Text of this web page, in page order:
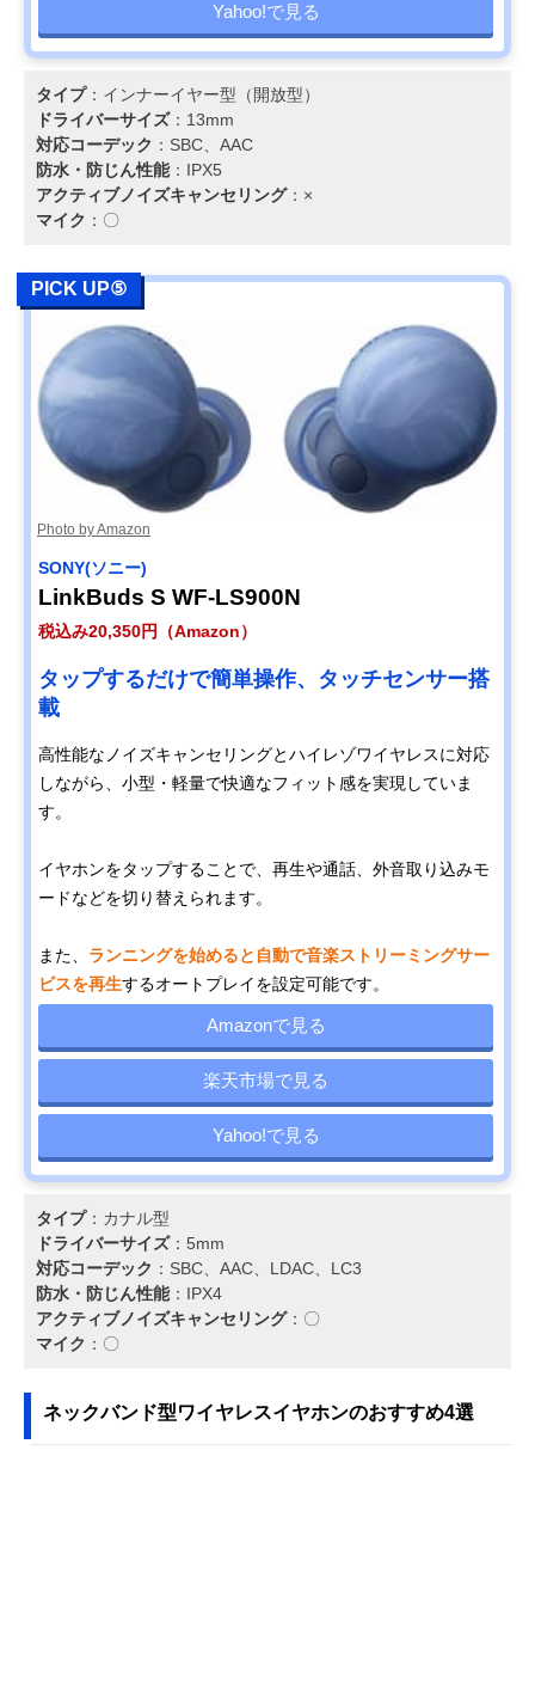
Yahoo!で見る
タイプ：インナーイヤー型（開放型）
ドライバーサイズ：13mm
対応コーデック ：SBC、AAC
防水・防じん性能：IPX5
アクティブノイズキャンセリング：×
マイク ：〇
PICK UP⑤
Photo by Amazon
SONY(ソニー)
LinkBuds S WF-LS900N
税込み20,350円（Amazon）
タップするだけで簡単操作、タッチセンサー搭
載
高性能なノイズキャンセリングとハイレゾワイヤレスに対応
しながら、小型・軽量で快適なフィット感を実現していま
す。
イヤホンをタップすることで、再生や通話、外音取り込みモ
ードなどを切り替えられます。
また、 ランニングを始めると自動で音楽ストリーミングサー
ビスを再生するオートプレイを設定可能です。
Amazonで見る
楽天市場で見る
Yahoo!で見る
タイプ：カナル型
ドライバーサイズ：5mm
対応コーデック ：SBC、AAC、LDAC、LC3
防水・防じん性能：IPX4
アクティブノイズキャンセリング：〇
マイク ：〇
ネックバンド型ワイヤレスイヤホンのおすすめ4選